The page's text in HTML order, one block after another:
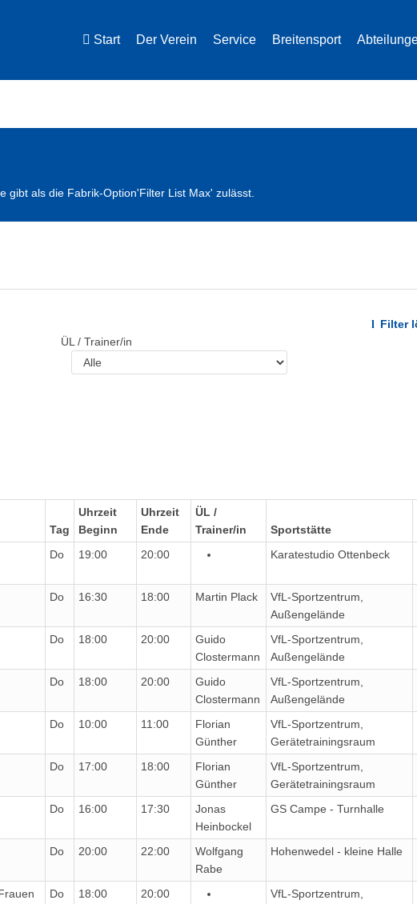
Start Der Verein Service Breitensport
gibt als die Fabrik-Option'Filter List Max' zulässt.
Filter
ÜL / Trainer/in
Tag
Uhrzeit
Beginn
Uhrzeit
Ende
ÜL /
Trainer/in
Sportstätte
Do 19:00 20:00 Karatestudio Ottenbeck
Do 16:30 18:00 Martin Plack
VfL-Sportzentrum,
Außengelände
Do 18:00 20:00
Guido
Clostermann
VfL-Sportzentrum,
Außengelände
Do 18:00 20:00
Guido
Clostermann
VfL-Sportzentrum,
Außengelände
Do 10:00 11:00
Florian
Günther
VfL-Sportzentrum,
Gerätetrainingsraum
Do 17:00 18:00
Florian
Günther
VfL-Sportzentrum,
Gerätetrainingsraum
Do 16:00 17:30
Jonas
Heinbockel
GS Campe - Turnhalle
Do 20:00 22:00
Wolfgang
Rabe
Hohenwedel - kleine Halle
Do 18:00 20:00
VfL-Sportzentrum,